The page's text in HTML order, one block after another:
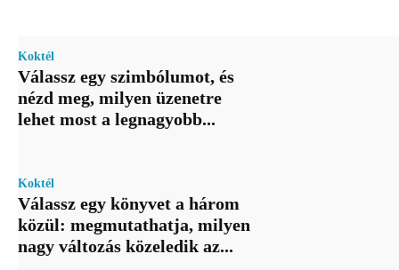
Koktél
Válassz egy szimbólumot, és
nézd meg, milyen üzenetre
lehet most a legnagyobb...
Koktél
Válassz egy könyvet a három
közül: megmutathatja, milyen
nagy változás közeledik az...